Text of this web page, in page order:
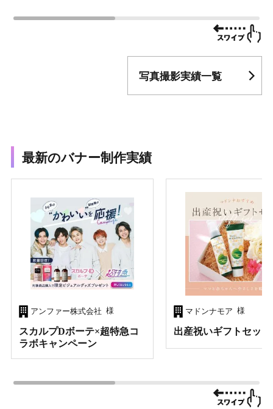
写真撮影実績一覧
最新のバナー制作実績
アンファー株式会社 様
スカルプDボーテ×超特急コ
ラボキャンペーン
マドンナモア 様
出産祝いギフトセッ